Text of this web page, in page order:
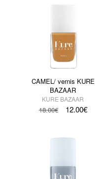
CAMEL/ vernis KURE
BAZAAR
KURE BAZAAR
18.00€ 12.00€